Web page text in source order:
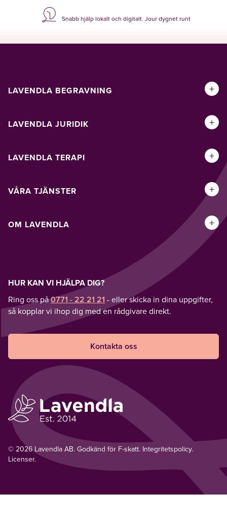
Snabb hjälp lokalt och digitalt. Jour dygnet runt
LAVENDLA BEGRAVNING +
LAVENDLA JURIDIK +
LAVENDLA TERAPI +
VÅRA TJÄNSTER +
OM LAVENDLA +
HUR KAN VI HJÄLPA DIG?
Ring oss på0771 - 22 21 21 - eller skicka in dina uppgifter,
så kopplar vi ihop dig med en rådgivare direkt.
Kontakta oss
© 2026 Lavendla AB. Godkänd för F-skatt. Integritetspolicy.
Licenser.